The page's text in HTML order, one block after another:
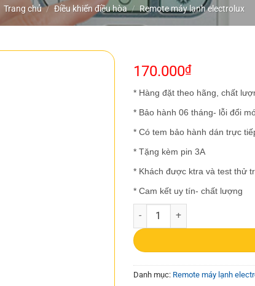
Trang chủ / Điều khiển điều hòa / Remote máy lạnh electrolux
170.000₫
* Hàng đặt theo hãng, chất
* Bảo hành 06 tháng- lỗi đổi
* Có tem bảo hành dán trực
* Tặng kèm pin 3A
* Khách được ktra và test thử
* Cam kết uy tín- chất lượng
Remote máy lạnh Hitachi 01 số
Danh mục: Remote máy lạnh